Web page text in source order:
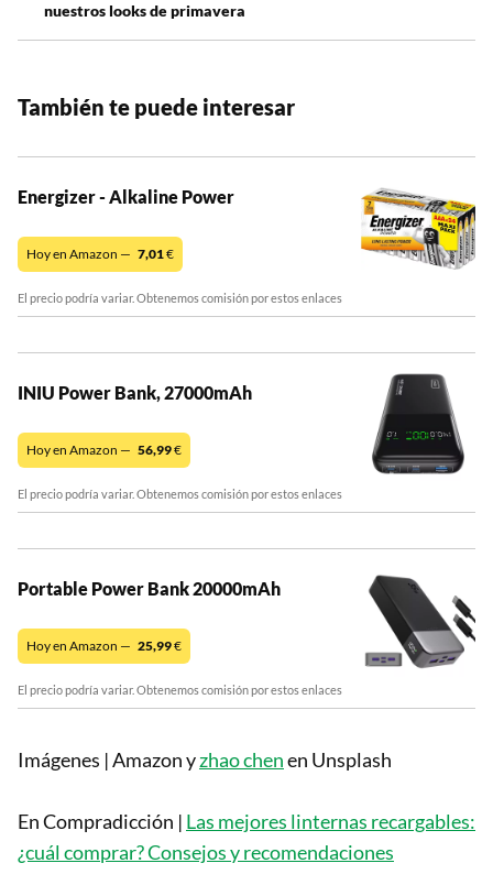
nuestros looks de primavera
También te puede interesar
Energizer - Alkaline Power
Hoy en Amazon — 7,01€
El precio podría variar. Obtenemos comisión por estos enlaces
INIU Power Bank, 27000mAh
Hoy en Amazon — 56,99€
El precio podría variar. Obtenemos comisión por estos enlaces
Portable Power Bank 20000mAh
Hoy en Amazon — 25,99€
El precio podría variar. Obtenemos comisión por estos enlaces
Imágenes | Amazon yzhao chenen Unsplash
En Compradicción | Las mejores linternas recargables:
¿cuál comprar? Consejos y recomendaciones